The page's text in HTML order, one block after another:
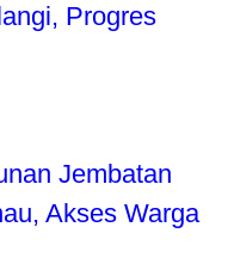
Progres
Jembatan
Akses Warga